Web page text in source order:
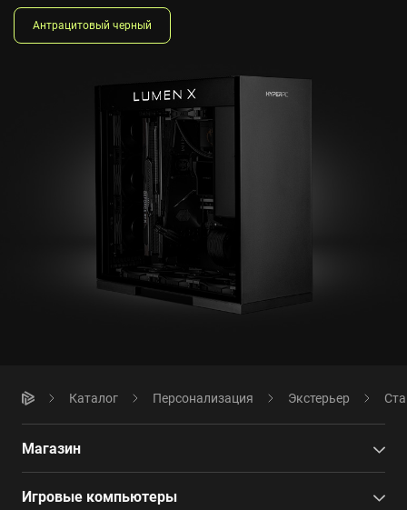
Антрацитовый черный
Каталог Персонализация Экстерьер
Магазин
Игровые компьютеры